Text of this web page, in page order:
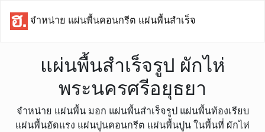
จำหน่าย แผ่นพื้นคอนกรีต แผ่นพื้นสำเร็จ
แผ่นพื้นสำเร็จรูป ผักไห่
พระนครศรีอยุธยา
จำหน่าย แผ่นพื้น มอก แผ่นพื้นสำเร็จรูป แผ่นพื้นท้องเรียบ
แผ่นพื้นอัดแรง แผ่นปูนคอนกรีต แผ่นพื้นปูน ในพื้นที่ ผักไห่